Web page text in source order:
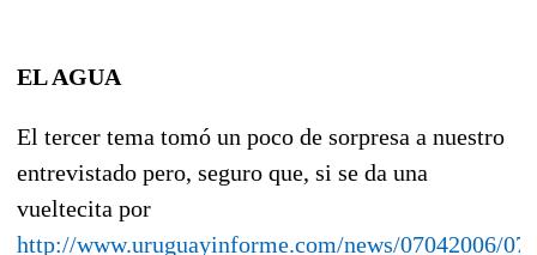
EL AGUA
El tercer tema tomó un poco de sorpresa a nuestro
entrevistado pero, seguro que, si se da una
vueltecita por
http://www.uruguayinforme.com/news/07042006/